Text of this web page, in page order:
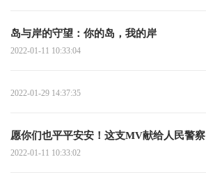
岛与岸的守望：你的岛，我的岸
2022-01-11 10:33:04
2022-01-29 14:37:35
愿你们也平平安安！这支MV献给人民警察
2022-01-11 10:33:02